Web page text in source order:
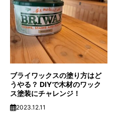
ブライワックスの塗り方はど
うやる？ DIYで木材のワック
ス塗装にチャレンジ！
2023.12.11